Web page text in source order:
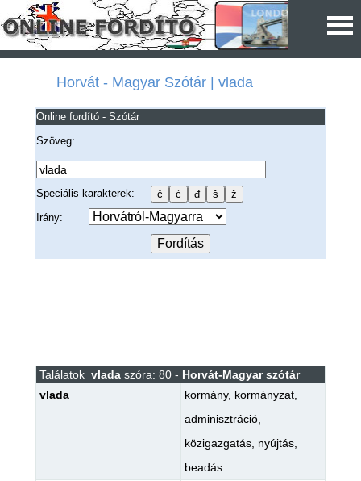
Horvát - Magyar Szótár | vlada
Online fordító - Szótár
Szöveg:
Speciális karakterek:
Irány:
Találatok vladaszóra: 80 - Horvát-Magyar szótár
vlada
kormány, kormányzat,
adminisztráció,
közigazgatás, nyújtás,
beadás